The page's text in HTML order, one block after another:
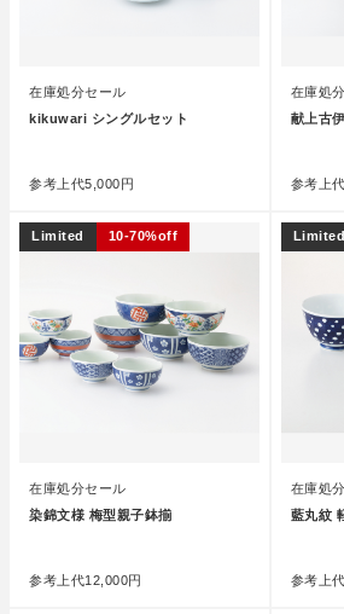
在庫処分セール
kikuwari シングルセット
参考上代5,000円
在庫処
献上古
参考上代
在庫処分セール
染錦文様 梅型親子鉢揃
参考上代12,000円
Limited 10-70%off
在庫処
藍丸紋
参考上代
Limited